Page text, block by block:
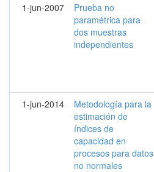
1-jun-2007
Prueba no
paramétrica para
dos muestras
independientes
1-jun-2014
Metodología para la
estimación de
índices de
capacidad en
procesos para datos
no normales